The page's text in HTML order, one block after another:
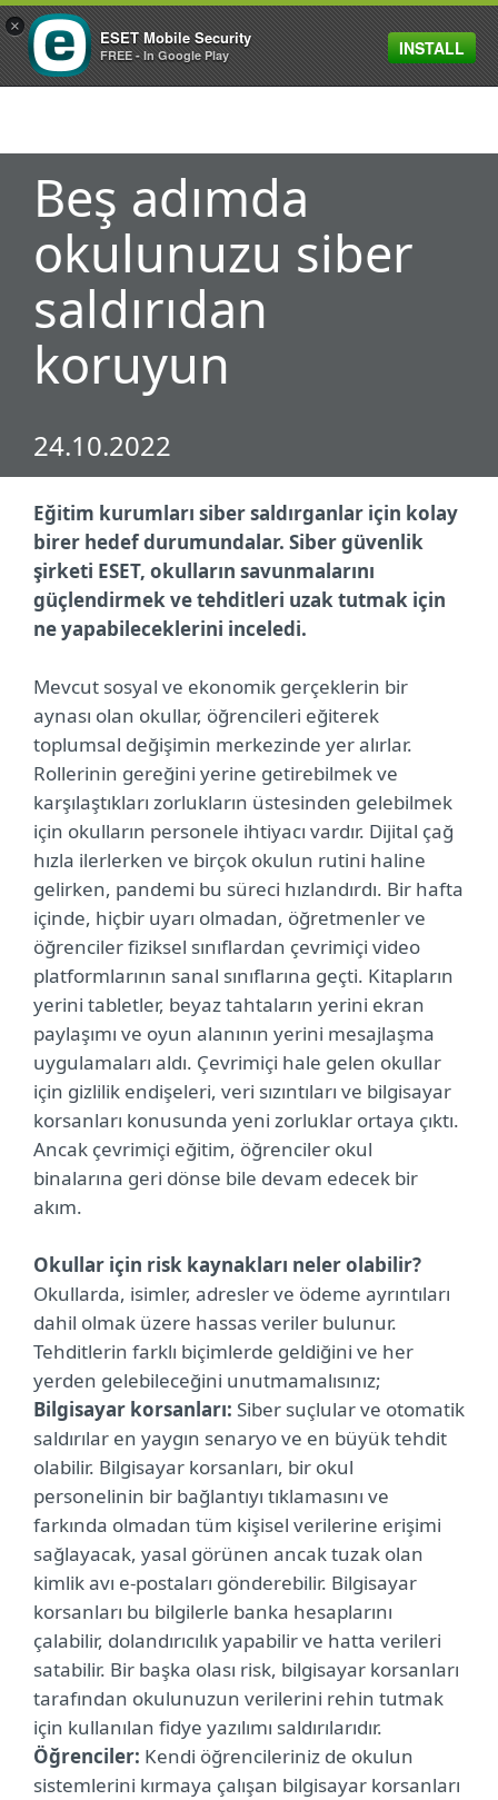
MENU
Beş adımda
okulunuzu siber
saldırıdan
koruyun
24.10.2022
Eğitim kurumları siber saldırganlar için kolay
birer hedef durumundalar. Siber güvenlik
şirketi ESET, okulların savunmalarını
güçlendirmek ve tehditleri uzak tutmak için
ne yapabileceklerini inceledi.
Mevcut sosyal ve ekonomik gerçeklerin bir
aynası olan okullar, öğrencileri eğiterek
toplumsal değişimin merkezinde yer alırlar.
Rollerinin gereğini yerine getirebilmek ve
karşılaştıkları zorlukların üstesinden gelebilmek
için okulların personele ihtiyacı vardır. Dijital çağ
hızla ilerlerken ve birçok okulun rutini haline
gelirken, pandemi bu süreci hızlandırdı. Bir hafta
içinde, hiçbir uyarı olmadan, öğretmenler ve
öğrenciler fiziksel sınıflardan çevrimiçi video
platformlarının sanal sınıflarına geçti. Kitapların
yerini tabletler, beyaz tahtaların yerini ekran
paylaşımı ve oyun alanının yerini mesajlaşma
uygulamaları aldı. Çevrimiçi hale gelen okullar
için gizlilik endişeleri, veri sızıntıları ve bilgisayar
korsanları konusunda yeni zorluklar ortaya çıktı.
Ancak çevrimiçi eğitim, öğrenciler okul
binalarına geri dönse bile devam edecek bir
akım.
Okullar için risk kaynakları neler olabilir?
Okullarda, isimler, adresler ve ödeme ayrıntıları
dahil olmak üzere hassas veriler bulunur.
Tehditlerin farklı biçimlerde geldiğini ve her
yerden gelebileceğini unutmamalısınız;
Bilgisayar korsanları: Siber suçlular ve otomatik
saldırılar en yaygın senaryo ve en büyük tehdit
olabilir. Bilgisayar korsanları, bir okul
personelinin bir bağlantıyı tıklamasını ve
farkında olmadan tüm kişisel verilerine erişimi
sağlayacak, yasal görünen ancak tuzak olan
kimlik avı e-postaları gönderebilir. Bilgisayar
korsanları bu bilgilerle banka hesaplarını
çalabilir, dolandırıcılık yapabilir ve hatta verileri
satabilir. Bir başka olası risk, bilgisayar korsanları
tarafından okulunuzun verilerini rehin tutmak
için kullanılan fidye yazılımı saldırılarıdır.
Öğrenciler: Kendi öğrencileriniz de okulun
sistemlerini kırmaya çalışan bilgisayar korsanları
×
ESET Mobile Security
FREE - In Google Play INSTALL